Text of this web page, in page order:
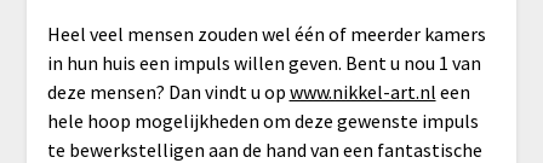
Heel veel mensen zouden wel één of meerder kamers
in hun huis een impuls willen geven. Bent u nou 1 van
deze mensen? Dan vindt u op www.nikkel-art.nl een
hele hoop mogelijkheden om deze gewenste impuls
te bewerkstelligen aan de hand van een fantastische